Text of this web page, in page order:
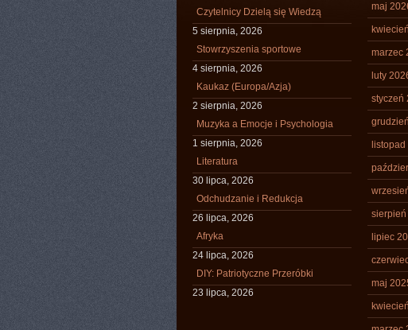
Czytelnicy Dzielą się Wiedzą
5 sierpnia, 2026
Stowrzyszenia sportowe
4 sierpnia, 2026
Kaukaz (Europa/Azja)
2 sierpnia, 2026
Muzyka a Emocje i Psychologia
1 sierpnia, 2026
Literatura
30 lipca, 2026
Odchudzanie i Redukcja
26 lipca, 2026
Afryka
24 lipca, 2026
DIY: Patriotyczne Przeróbki
23 lipca, 2026
maj
marzec
luty
styczeń
sierpień
lipiec
maj